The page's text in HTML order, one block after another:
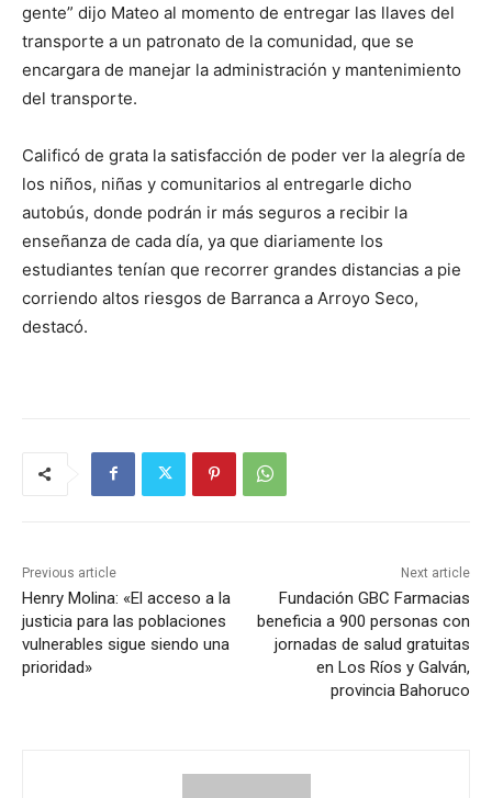
gente” dijo Mateo al momento de entregar las llaves del
transporte a un patronato de la comunidad, que se
encargara de manejar la administración y mantenimiento
del transporte.
Calificó de grata la satisfacción de poder ver la alegría de
los niños, niñas y comunitarios al entregarle dicho
autobús, donde podrán ir más seguros a recibir la
enseñanza de cada día, ya que diariamente los
estudiantes tenían que recorrer grandes distancias a pie
corriendo altos riesgos de Barranca a Arroyo Seco,
destacó.
Previous article
Henry Molina: «El acceso a la
justicia para las poblaciones
vulnerables sigue siendo una
prioridad»
Next article
Fundación GBC Farmacias
beneficia a 900 personas con
jornadas de salud gratuitas
en Los Ríos y Galván,
provincia Bahoruco